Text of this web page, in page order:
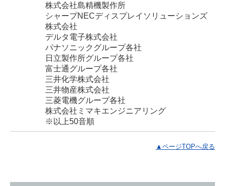
株式会社島精機製作所
シャープNECディスプレイソリューションズ
株式会社
デルタ電子株式会社
パナソニックグループ各社
日立製作所グループ各社
富士通グループ各社
三井化学株式会社
三井物産株式会社
三菱電機グループ各社
株式会社ミマキエンジニアリング
※以上50音順
▲ページTOPへ戻る